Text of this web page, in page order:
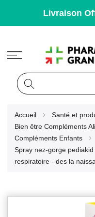
Livraison
Accueil
Santé et
Bien être Compléments
Compléments Enfants
Spray nez-gorge
respiratoire - des la